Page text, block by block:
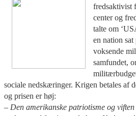
fredsaktivist
center og
talte om
en nation
voksende
samfundet,
sociale nedskæringer. Krigen betales af
og prisen er høj:
– Den amerikanske patriotisme og